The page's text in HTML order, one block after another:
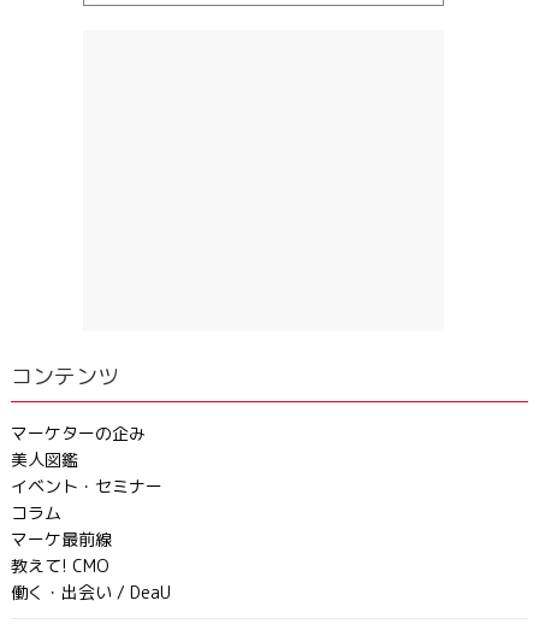
コンテンツ
マーケターの企み
美人図鑑
イベント・セミナー
コラム
マーケ最前線
教えて! CMO
働く・出会い / DeaU